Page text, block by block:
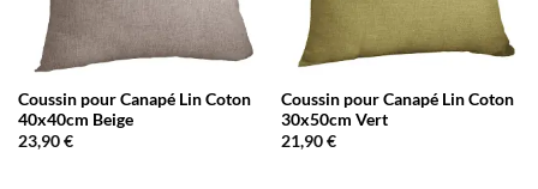
Coussin pour Canapé Lin Coton
40x40cm Beige
23,90€
Coussin pour Canapé Lin Coton
30x50cm Vert
21,90€